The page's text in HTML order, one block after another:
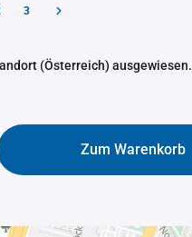
3
(Österreich) ausgewiesen.
Zum Warenkorb